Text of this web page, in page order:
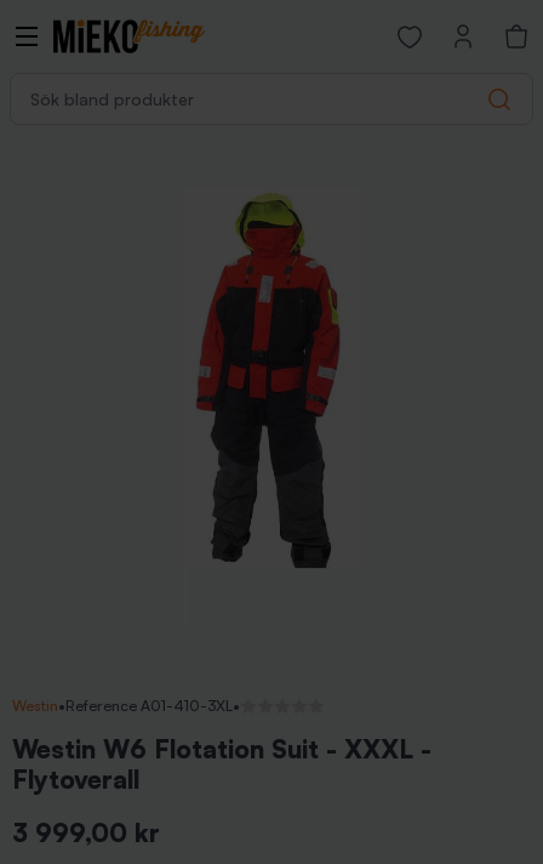
Search
Open favorites
Westin•Reference A01-410-3XL•
Westin W6 Flotation Suit - XXXL -
Flytoverall
3 999,00 kr